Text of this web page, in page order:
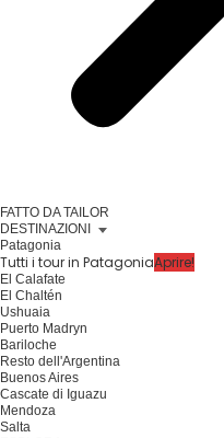
FATTO DA TAILOR
DESTINAZIONI
Patagonia
Tutti i tour in PatagoniaAprire!
El Calafate
El Chaltén
Ushuaia
Puerto Madryn
Bariloche
Resto dell'Argentina
Buenos Aires
Cascate di Iguazu
Mendoza
Salta